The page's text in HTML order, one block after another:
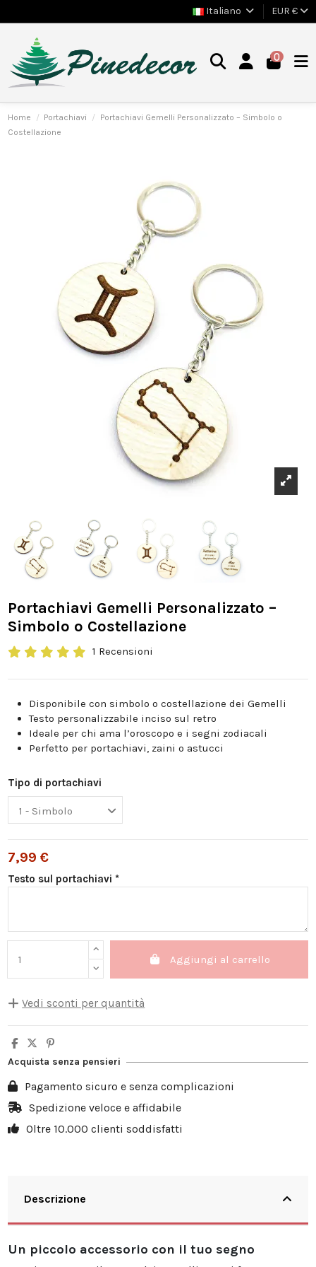
Italiano EUR €
0
Home Portachiavi
Portachiavi Gemelli Personalizzato – Simbolo o
Costellazione
Portachiavi Gemelli Personalizzato –
Simbolo o Costellazione
1 Recensioni
Disponibile con simbolo o costellazione dei Gemelli
Testo personalizzabile inciso sul retro
Ideale per chi ama l’oroscopo e i segni zodiacali
Perfetto per portachiavi, zaini o astucci
Tipo di portachiavi
7,99 €
Testo sul portachiavi *
Aggiungi al carrello
Vedi sconti per quantità
Quantità Sconto unità
Salva
10%
10
15,98 €
20
25%
30
30%
Acquista senza pensieri
Pagamento sicuro e senza complicazioni
Spedizione veloce e affidabile
Oltre 10.000 clienti soddisfatti
Descrizione
Un piccolo accessorio con il tuo segno